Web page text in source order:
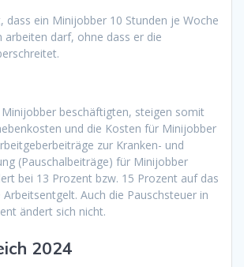
dass ein Minijobber 10 Stunden je Woche
arbeiten darf, ohne dass er die
beschäftigten, steigen somit
und die Kosten für Minijobber
zur Kranken- und
(Pauschalbeiträge) für Minijobber
bei 13 Prozent bzw. 15 Prozent auf das
Auch die Pauschsteuer in
ändert sich nicht.
2024